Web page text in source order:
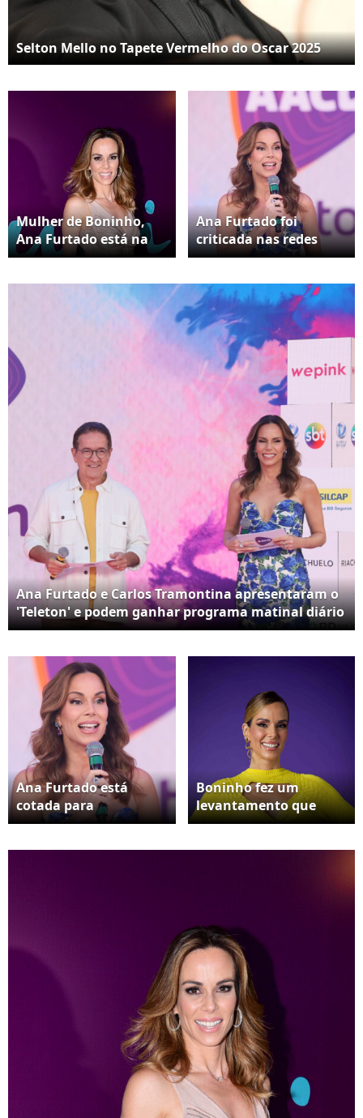
Selton Mello no Tapete Vermelho do Oscar 2025
Mulher de Boninho,
Ana Furtado está na
Cerimônia do Oscar
Ana Furtado foi
criticada nas redes
sociais
Ana Furtado e Carlos Tramontina apresentaram o
'Teleton' e podem ganhar programa matinal diário
no SBT em 2025
Ana Furtado está
cotada para
apresentar novo
Boninho fez um
levantamento que
mostrou que a sua
'Encontro'